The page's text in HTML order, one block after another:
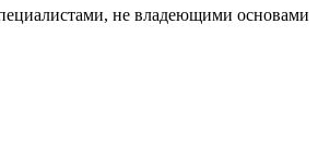
не владеющими основами